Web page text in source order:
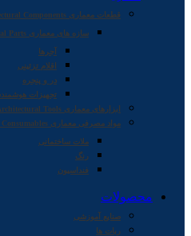
قطعات معماری Architectural Components
سازه های معماری Architectural Parts
آجرها
اقلام تزئینی
در و پنجره
تجهیزات
ابزارهای معماری Architectural Tools
مواد مصرفی معماری Architectural Consumables
ملات ساختمانی
رنگ
فنداسیون
محصولات
صنایع آموزشی
ربات ها